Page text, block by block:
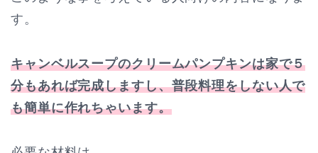
す。
キャンベルスープのクリームパンプキンは家で５
分もあれば完成しますし、普段料理をしない人で
も簡単に作れちゃいます。